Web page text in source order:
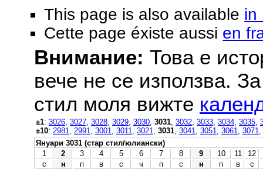
This page is also available in
Cette page éxiste aussi en
Внимание: Това е
вече не се използва.
стил моля вижте
±1: 3026 3027 3028 3029 3030 3031 3032 3033 3034 3035
±10: 2981 2991 3001 3011 3021 3031 3041 3051 3061 3071
Януари 3031 (стар стил/юлиански)
1
2 3 4 5 6 7 8 9 10 11 12
с
н п в с ч п с н п в
с